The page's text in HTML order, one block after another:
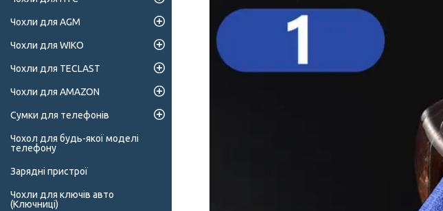
Чохли для AGM
Чохли для WIKO
Чохли для TECLAST
Чохли для AMAZON
Сумки для телефонів
Чохол для будь-якої моделі
телефону
Зарядні пристрої
Чохли для ключів авто
(Ключниці)